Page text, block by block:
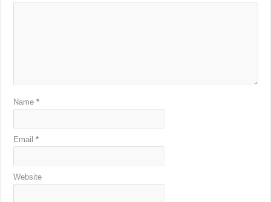
Name*
Email*
Website